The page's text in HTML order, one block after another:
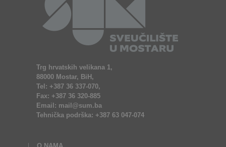
Trg hrvatskih velikana 1,
88000 Mostar, BiH,
Tel: +387 36 337-070,
Fax: +387 36 320-885
Email: mail@sum.ba
Tehnička podrška: +387 63 047-074